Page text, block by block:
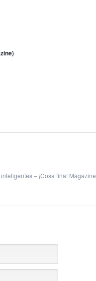
– ¡Cosa fina!